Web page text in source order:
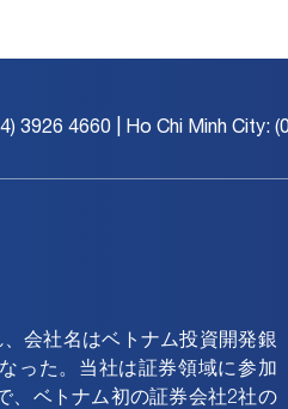
3926 4660 | Ho Chi Minh City:
会社名はベトナム投資開発銀
った。当社は証券領域に参加
、ベトナム初の証券会社2社の